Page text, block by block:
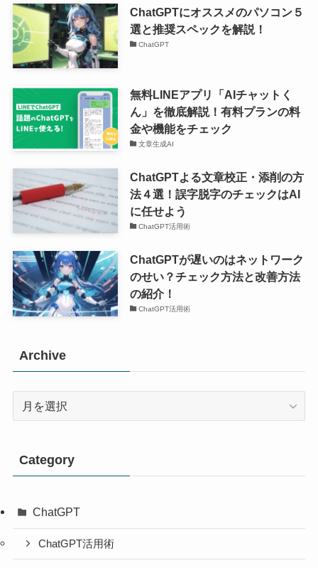
ChatGPTにオススメのパソコン５
選と推奨スペックを解説！
ChatGPT
無料LINEアプリ「AIチャットく
ん」を徹底解説！有料プランの料
金や機能をチェック
文章生成AI
ChatGPTよる文章校正・添削の方
法４選！誤字脱字のチェックはAI
に任せよう
ChatGPT活用術
ChatGPTが遅いのはネットワーク
のせい？チェック方法と改善方法
の紹介！
ChatGPT活用術
Archive
Archive
Category
ChatGPT
ChatGPT活用術